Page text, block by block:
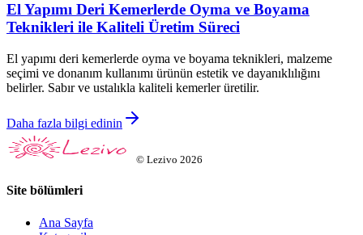
El Yapımı Deri Kemerlerde Oyma ve Boyama
Teknikleri ile Kaliteli Üretim Süreci
El yapımı deri kemerlerde oyma ve boyama teknikleri, malzeme
seçimi ve donanım kullanımı ürünün estetik ve dayanıklılığını
belirler. Sabır ve ustalıkla kaliteli kemerler üretilir.
Daha fazla bilgi edinin
© Lezivo 2026
Site bölümleri
Ana Sayfa